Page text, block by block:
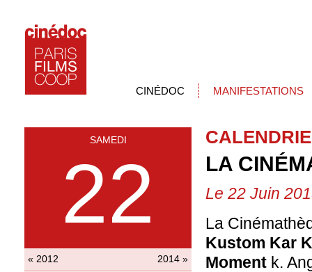
CINÉDOC MANIFESTATIONS
SAMEDI
22
« 2012
2014 »
LA
Le 22 Juin
La
Kustom Kar
Moment k.